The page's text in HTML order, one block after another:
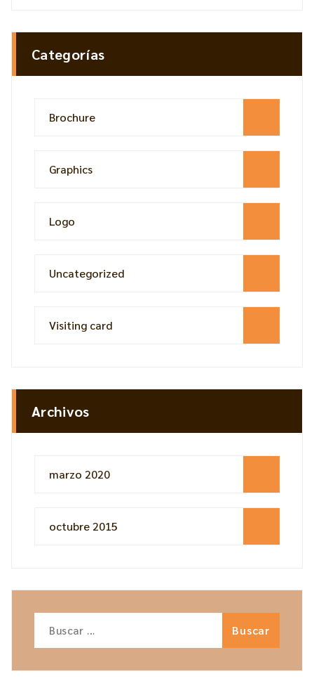
Categorías
Brochure
Graphics
Logo
Uncategorized
Visiting card
Archivos
marzo 2020
octubre 2015